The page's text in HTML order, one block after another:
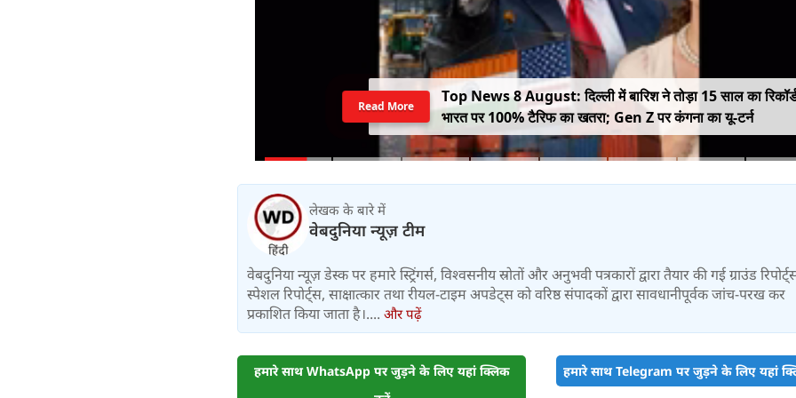
Top News 8 August: दिल्ली में बारिश ने तोड़ा 15 साल का
भारत पर 100% टैरिफ का खतरा; Gen Z पर कंगना का यू-टर्न
Read More
लेखक के बारे में
वेबदुनिया न्यूज़ टीम
वेबदुनिया न्यूज़ डेस्क पर हमारे स्ट्रिंगर्स, विश्वसनीय स्रोतों और अनुभवी पत्रकारों द्वारा तैयार की गई ग्राउंड
स्पेशल रिपोर्ट्स, साक्षात्कार तथा रीयल-टाइम अपडेट्स को वरिष्ठ संपादकों द्वारा सावधानीपूर्वक जांच-परख कर
प्रकाशित किया जाता है।.... और पढ़ें
हमारे साथ WhatsApp पर जुड़ने के लिए यहां क्लिक
हमारे साथ Telegram पर जुड़ने के लिए यहां